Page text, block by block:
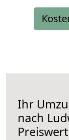
Ihr
nach
Preiswert